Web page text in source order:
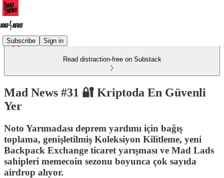
Subscribe Sign in
Read distraction-free on Substack
Mad News #31 🔐 Kriptoda En Güvenli
Yer
Noto Yarımadası deprem yardımı için bağış
toplama, genişletilmiş Koleksiyon Kilitleme, yeni
Backpack Exchange ticaret yarışması ve Mad Lads
sahipleri memecoin sezonu boyunca çok sayıda
airdrop alıyor.